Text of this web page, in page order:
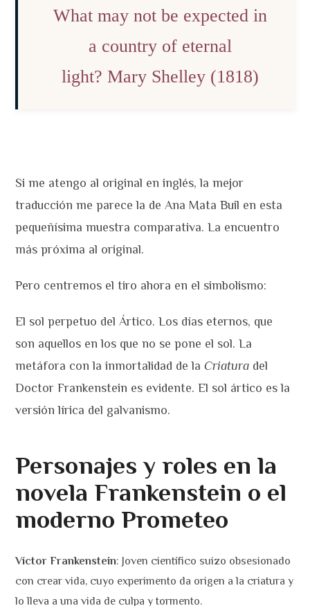
What may not be expected in
a country of eternal
light? Mary Shelley (1818)
Si me atengo al original en inglés, la mejor
traducción me parece la de Ana Mata Buil en esta
pequeñísima muestra comparativa. La encuentro
más próxima al original.
Pero centremos el tiro ahora en el simbolismo:
El sol perpetuo del Ártico. Los días eternos, que
son aquellos en los que no se pone el sol. La
metáfora con la inmortalidad de laCriatura del
Doctor Frankenstein es evidente. El sol ártico es la
versión lírica del galvanismo.
Personajes y roles en la
novela Frankenstein o el
moderno Prometeo
Víctor Frankenstein: Joven científico suizo obsesionado
con crear vida, cuyo experimento da origen a la criatura y
lo lleva a una vida de culpa y tormento.